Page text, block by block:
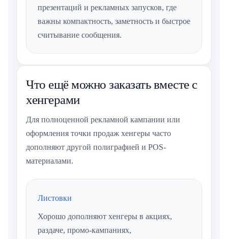
презентаций и рекламных запусков, где
важны компактность, заметность и быстрое
считывание сообщения.
Что ещё можно заказать вместе с
хенгерами
Для полноценной рекламной кампании или
оформления точки продаж хенгеры часто
дополняют другой полиграфией и POS-
материалами.
Листовки
Хорошо дополняют хенгеры в акциях,
раздаче, промо-кампаниях,